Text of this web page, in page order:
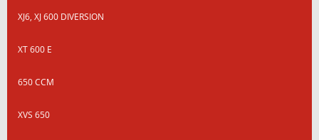
XJ6, XJ 600 DIVERSION
XT 600 E
650 CCM
XVS 650